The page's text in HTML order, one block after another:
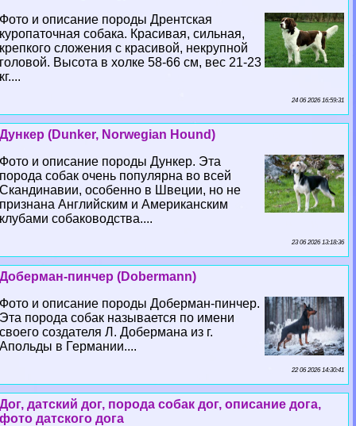
Фото и описание породы Дрентская
куропаточная собака. Красивая, сильная,
крепкого сложения с красивой, некрупной
головой. Высота в холке 58-66 см, вес 21-23
кг....
24 06 2026 16:59:31
Дункер (Dunker, Norwegian Hound)
Фото и описание породы Дункер. Эта
порода собак очень популярна во всей
Скандинавии, особенно в Швеции, но не
признана Английским и Американским
клубами собаководства....
23 06 2026 13:18:36
Доберман-пинчер (Dobermann)
Фото и описание породы Доберман-пинчер.
Эта порода собак называется по имени
своего создателя Л. Добермана из г.
Апольды в Германии....
22 06 2026 14:30:41
Дог, датский дог, порода собак дог, описание дога,
фото датского дога